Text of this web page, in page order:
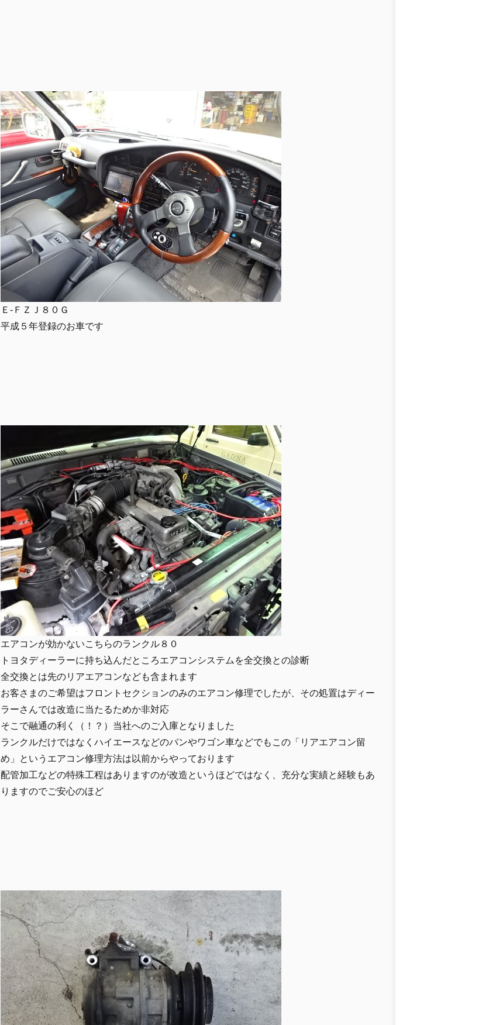
Ｅ-ＦＺＪ８０Ｇ
平成５年登録のお車です
エアコンが効かないこちらのランクル８０
トヨタディーラーに持ち込んだところエアコンシステムを全交換との診断
全交換とは先のリアエアコンなども含まれます
お客さまのご希望はフロントセクションのみのエアコン修理でしたが、その処置はディー
ラーさんでは改造に当たるためか非対応
そこで融通の利く（！？）当社へのご入庫となりました
ランクルだけではなくハイエースなどのバンやワゴン車などでもこの「リアエアコン留
め」というエアコン修理方法は以前からやっております
配管加工などの特殊工程はありますのが改造というほどではなく、充分な実績と経験もあ
りますのでご安心のほど